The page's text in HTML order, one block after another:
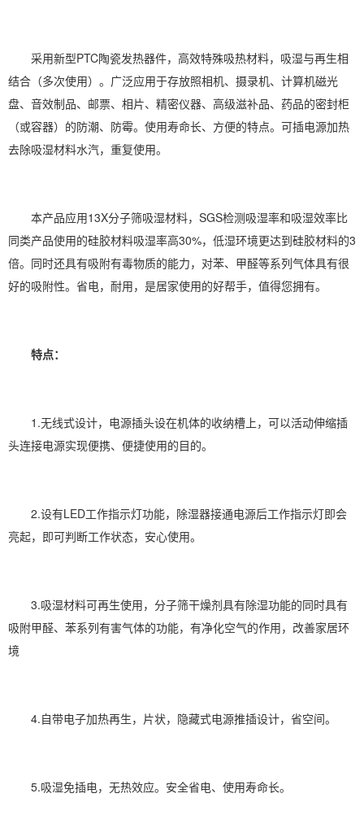
采用新型PTC陶瓷发热器件，高效特殊吸热材料，吸湿与再生相
结合（多次使用）。广泛应用于存放照相机、摄录机、计算机磁光
盘、音效制品、邮票、相片、精密仪器、高级滋补品、药品的密封柜
（或容器）的防潮、防霉。使用寿命长、方便的特点。可插电源加热
去除吸湿材料水汽，重复使用。
本产品应用13X分子筛吸湿材料，SGS检测吸湿率和吸湿效率比
同类产品使用的硅胶材料吸湿率高30%，低湿环境更达到硅胶材料的3
倍。同时还具有吸附有毒物质的能力，对苯、甲醛等系列气体具有很
好的吸附性。省电，耐用，是居家使用的好帮手，值得您拥有。
特点：
1.无线式设计，电源插头设在机体的收纳槽上，可以活动伸缩插
头连接电源实现便携、便捷使用的目的。
2.设有LED工作指示灯功能，除湿器接通电源后工作指示灯即会
亮起，即可判断工作状态，安心使用。
3.吸湿材料可再生使用，分子筛干燥剂具有除湿功能的同时具有
吸附甲醛、苯系列有害气体的功能，有净化空气的作用，改善家居环
境
4.自带电子加热再生，片状，隐藏式电源推插设计，省空间。
5.吸湿免插电，无热效应。安全省电、使用寿命长。